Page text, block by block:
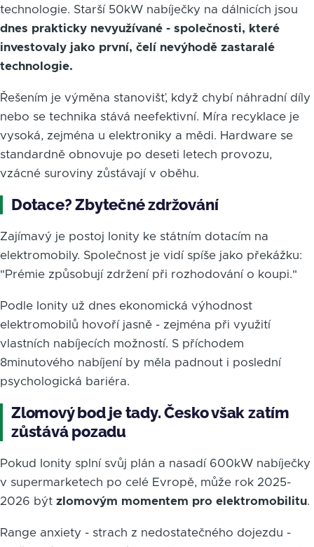
technologie. Starší 50kW nabíječky na dálnicích jsou
dnes prakticky nevyužívané - společnosti, které
investovaly jako první, čelí nevýhodě zastaralé
technologie.
Řešením je výměna stanovišť, když chybí náhradní díly
nebo se technika stává neefektivní. Míra recyklace je
vysoká, zejména u elektroniky a mědi. Hardware se
standardně obnovuje po deseti letech provozu,
vzácné suroviny zůstávají v oběhu.
Dotace? Zbytečné zdržování
Zajímavý je postoj Ionity ke státním dotacím na
elektromobily. Společnost je vidí spíše jako překážku:
"Prémie způsobují zdržení při rozhodování o koupi."
Podle Ionity už dnes ekonomická výhodnost
elektromobilů hovoří jasně - zejména při využití
vlastních nabíjecích možností. S příchodem
8minutového nabíjení by měla padnout i poslední
psychologická bariéra.
Zlomový bod je tady. Česko však zatím
zůstává pozadu
Pokud Ionity splní svůj plán a nasadí 600kW nabíječky
v supermarketech po celé Evropě, může rok 2025-
2026 být zlomovým momentem pro elektromobilitu.
Range anxiety - strach z nedostatečného dojezdu -